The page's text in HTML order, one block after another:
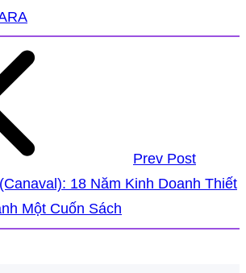
Prev Post
18 Năm Kinh Doanh Thiết
Một Cuốn Sách